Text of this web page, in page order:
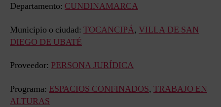
Departamento: CUNDINAMARCA
Municipio o ciudad: TOCANCIPÁ, VILLA DE SAN
DIEGO DE UBATÉ
Proveedor: PERSONA JURÍDICA
Programa: ESPACIOS CONFINADOS, TRABAJO EN
ALTURAS